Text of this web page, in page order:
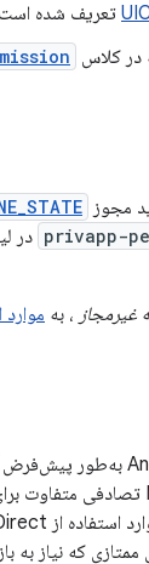
تعریف شده
در کلاس
مجوز
privapp- در
غیرمجاز ، به